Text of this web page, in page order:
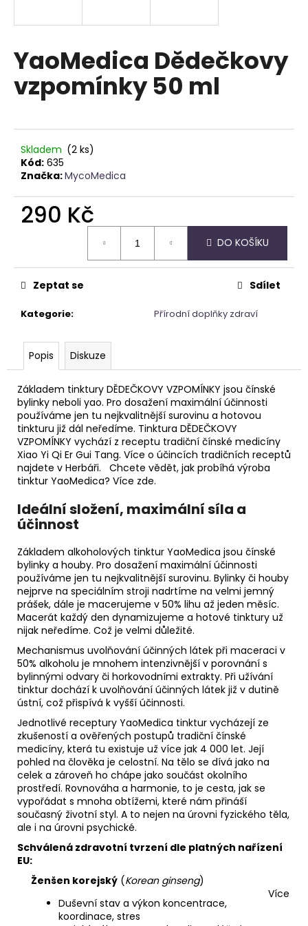
YaoMedica Dědečkovy
vzpomínky 50 ml
Skladem (2 ks)
Kód: 635
Značka:MycoMedica
290 Kč
DO KOŠÍKU
Kategorie: Přírodní doplňky zdraví
Zeptat se Sdílet
Popis Diskuze
Základem tinktury DĚDEČKOVY VZPOMÍNKY jsou čínské
bylinky neboli yao. Pro dosažení maximální účinnosti
používáme jen tu nejkvalitnější surovinu a hotovou
tinkturu již dál neředíme. Tinktura DĚDEČKOVY
VZPOMÍNKY vychází z receptu tradiční čínské medicíny
Xiao Yi Qi Er Gui Tang. Více o účincích tradičních receptů
najdete v Herbáři. Chcete vědět, jak probíhá výroba
tinktur YaoMedica? Více zde.
Ideální složení, maximální síla a
účinnost
Základem alkoholových tinktur YaoMedica jsou čínské
bylinky a houby. Pro dosažení maximální účinnosti
používáme jen tu nejkvalitnější surovinu. Bylinky či houby
nejprve na speciálním stroji nadrtíme na velmi jemný
prášek, dále je macerujeme v 50% lihu až jeden měsíc.
Macerát každý den dynamizujeme a hotové tinktury už
nijak neředíme. Což je velmi důležité.
Mechanismus uvolňování účinných látek při maceraci v
50% alkoholu je mnohem intenzivnější v porovnání s
bylinnými odvary či horkovodními extrakty. Při užívání
tinktur dochází k uvolňování účinných látek již v dutině
ústní, což přispívá k vyšší účinnosti.
Jednotlivé receptury YaoMedica tinktur vycházejí ze
zkušeností a ověřených postupů tradiční čínské
medicíny, která tu existuje už více jak 4 000 let. Její
pohled na člověka je celostní. Na tělo se dívá jako na
celek a zároveň ho chápe jako součást okolního
prostředí. Rovnováha a harmonie, to je cesta, jak se
vypořádat s mnoha obtížemi, které nám přináší
současný životní styl. A to nejen na úrovni fyzického těla,
ale i na úrovni psychické.
Schválená zdravotní tvrzení dle platných nařízení
EU:
Ženšen korejský (Korean ginseng)
Duševní stav a výkon koncentrace,
koordinace, stres
Více
í
t
?
D
o
č
m
e
NAUŠNICE
Z
PERLETI
245
Kč